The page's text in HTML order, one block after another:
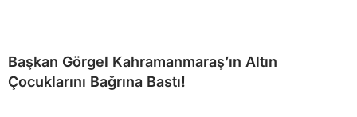
Başkan Görgel Kahramanmaraş’ın Altın
Çocuklarını Bağrına Bastı!